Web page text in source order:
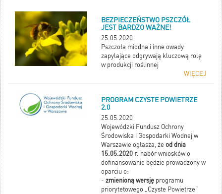
BEZPIECZEŃSTWO PSZCZÓŁ
JEST BARDZO WAŻNE!
25.05.2020
Pszczoła miodna i inne owady
zapylające odgrywają kluczową rolę
w produkcji roślinnej
WIĘCEJ
PROGRAM CZYSTE POWIETRZE
2.0
25.05.2020
Wojewódzki Fundusz Ochrony
Środowiska i Gospodarki Wodnej w
Warszawie ogłasza, żeod dnia
15.05.2020 r. nabór wniosków o
dofinansowanie będzie prowadzony w
oparciu o:
-zmienioną wersję programu
priorytetowego „Czyste Powietrze”